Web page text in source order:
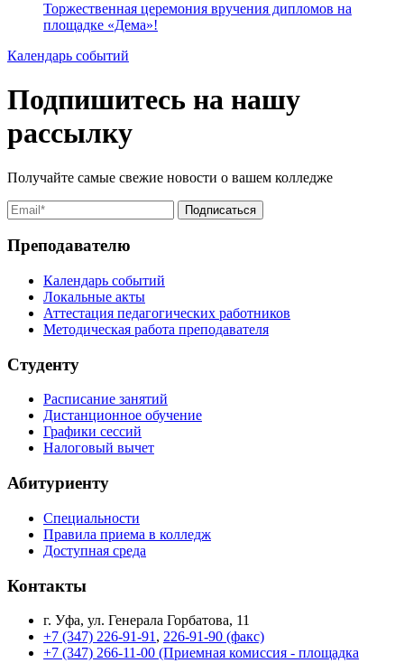
Торжественная церемония вручения дипломов на
площадке «Дема»!
Календарь событий
Подпишитесь на нашу
рассылку
Получайте самые свежие новости о вашем колледже
Преподавателю
Календарь событий
Локальные акты
Аттестация педагогических работников
Методическая работа преподавателя
Студенту
Расписание занятий
Дистанционное обучение
Графики сессий
Налоговый вычет
Абитуриенту
Специальности
Правила приема в колледж
Доступная среда
Контакты
г. Уфа, ул. Генерала Горбатова, 11
+7 (347) 226-91-91 , 226-91-90 (факс)
+7 (347) 266-11-00 (Приемная комиссия - площадка